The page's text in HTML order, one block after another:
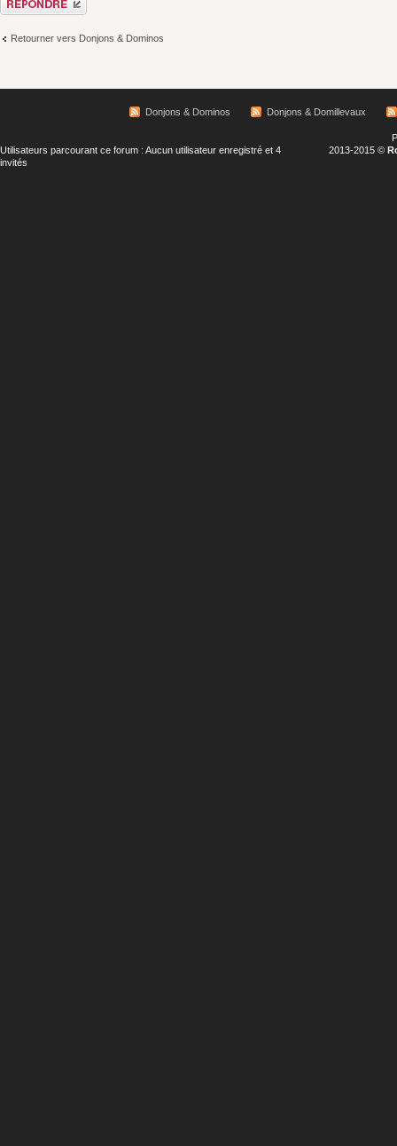
Retourner vers Donjons & Dominos
Donjons & Dominos Donjons & Domillevaux
Utilisateurs parcourant ce forum : Aucun utilisateur enregistré et 4
invités
2013-2015 ©